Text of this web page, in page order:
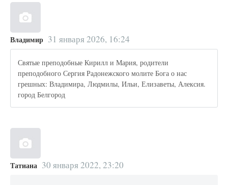
Владимир 31 января 2026, 16:24
Святые преподобные Кирилл и Мария, родители
преподобного Сергия Радонежского молите Бога о нас
грешных: Владимира, Людмилы, Ильи, Елизаветы, Алексия.
город Белгород
Татиана 30 января 2022, 23:20